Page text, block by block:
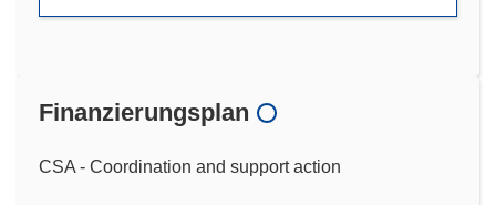
Finanzierungsplan
CSA - Coordination and support action